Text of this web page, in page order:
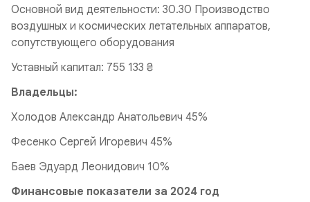
Основной вид деятельности: 30.30 Производство
воздушных и космических летательных аппаратов,
сопутствующего оборудования
Уставный капитал: 755 133 ₴
Владельцы:
Холодов Александр Анатольевич 45%
Фесенко Сергей Игоревич 45%
Баев Эдуард Леонидович 10%
Финансовые показатели за 2024 год